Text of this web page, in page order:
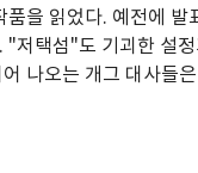
을 읽었다. 예전에
저택섬"도 기괴한 설
나오는 개그 대사들